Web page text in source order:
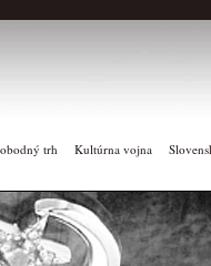
trh Kultúrna vojna